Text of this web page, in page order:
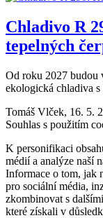
Chladivo R
tepelných
Od roku 2027 budou
ekologická chladiva
Tomáš Vlček, 16. 5.
Souhlas s použitím
K personifikaci
médií a analýze naší
Informace o tom, jak
pro sociální média,
zkombinovat s
které získali v